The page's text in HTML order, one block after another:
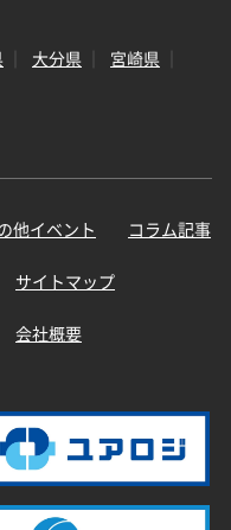
大分県
宮崎県
他イベント コラム記事
サイトマップ
会社概要